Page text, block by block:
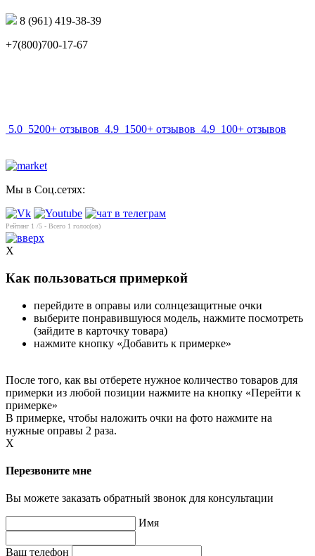
8 (961) 419-38-39
+7(800)700-17-67
5.0 5200+ отзывов 4.9 1500+ отзывов 4.9 100+ отзывов
Мы в Соц.сетях:
Рейтинг 1 /5 - Всего 1 голос(ов)
X
Как пользоваться примеркой
перейдите в оправы или солнцезащитные очки
выберите понравившуюся модель, нажмите посмотреть
(зайдите в карточку товара)
нажмите кнопку «Добавить к примерке»
После того, как вы отберете нужное количество товаров для
примерки из любой позиции нажмите на кнопку «Перейти к
примерке»
В примерке, чтобы наложить очки на фото нажмите на
нужные оправы 2 раза.
X
Перезвоните мне
Вы можете заказать обратный звонок для консультации
Имя
Ваш телефон